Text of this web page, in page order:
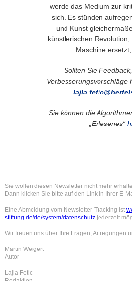
werde das Medium zur
sich. Es stünden
und Kunst
künstlerischen
Maschine
Sollten Sie
Verbesserungsvorschläge
Sie können die
„Erlesenes“
Sie wollen diesen Newsletter nicht mehr
Dann klicken Sie bitte auf den Link in Ihrer E-
Eine Abmeldung vom Newsletter-Tracking ist
stiftung.de/de/system/datenschutz jederzeit
Wir freuen uns über Ihre Fragen, Anregungen
Martin Weigert
Autor
Lajla Fetic